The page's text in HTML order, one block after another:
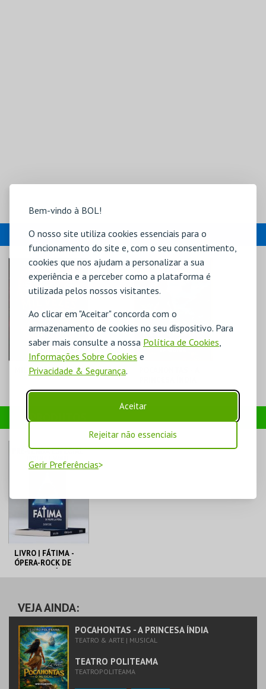
Bem-vindo à BOL!
O nosso site utiliza cookies essenciais para o
funcionamento do site e, com o seu consentimento,
cookies que nos ajudam a personalizar a sua
experiência e a perceber como a plataforma é
utilizada pelos nossos visitantes.
Ao clicar em "Aceitar" concorda com o
armazenamento de cookies no seu dispositivo. Para
saber mais consulte a nossa Política de Cookies
Informações Sobre Cookies e
Privacidade & Segurança.
Aceitar
Rejeitar não essenciais
Gerir Preferências
EVENTOS
MIL VEZES REVISTA
MAIS INFO
COMPRAR
TEATRO POLITEAMA
MAIS INFO
PRODUTOS
LIVRO | FÁTIMA -
ÓPERA-ROCK DE
MAIS INFO
COMPRAR
VEJA AINDA:
POCAHONTAS - A PRINCESA ÍNDIA
TEATRO & ARTE | MUSICAL
TEATRO POLITEAMA
TEATROPOLITEAMA